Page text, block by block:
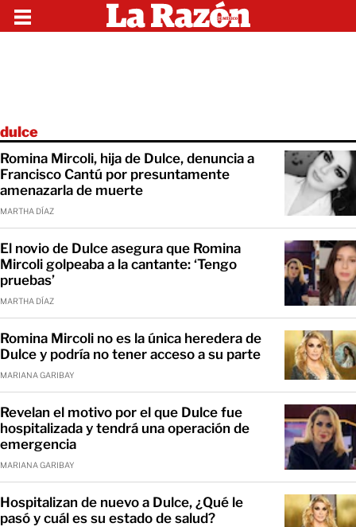
dulce
Romina Mircoli, hija de Dulce, denuncia a
Francisco Cantú por presuntamente
amenazarla de muerte
MARTHA DÍAZ
El novio de Dulce asegura que Romina
Mircoli golpeaba a la cantante: ‘Tengo
pruebas’
MARTHA DÍAZ
Romina Mircoli no es la única heredera de
Dulce y podría no tener acceso a su parte
MARIANA GARIBAY
Revelan el motivo por el que Dulce fue
hospitalizada y tendrá una operación de
emergencia
MARIANA GARIBAY
Hospitalizan de nuevo a Dulce, ¿Qué le
pasó y cuál es su estado de salud?